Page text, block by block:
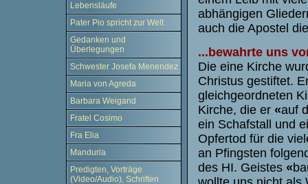
Lebensläufe
Pater Pio spricht zur Welt
Gedanken und
Überlegungen
Schwester Josefa Menendez
Maria von Agreda
Barbara Weigand
Fratel Cosimo
Fra Elia
Manduria
Predigten, Vorträge
(Video/Audio), Schriften
abhängigen
auch die Apostel
...bewahrte uns
Die eine Kirche
Christus gestiftet.
gleichgeordneten
Kirche, die er «auf
ein Schafstall und
Opfertod für die
an Pfingsten
des HI. Geistes «